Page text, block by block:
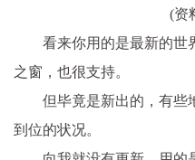
(资
看来你用的是最新的世
之窗，也很支持。
但毕竟是新出的，有些
到位的状况。